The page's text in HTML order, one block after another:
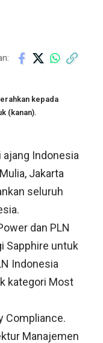
kepada
(kanan).
ajang Indonesia
Jakarta
seluruh
dan PLN
Sapphire untuk
Indonesia
kategori Most
Compliance.
Manajemen